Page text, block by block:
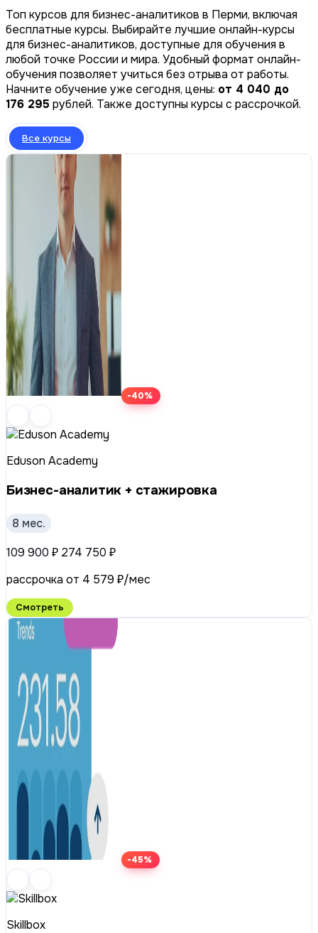
Топ курсов для бизнес-аналитиков в Перми, включая
бесплатные курсы. Выбирайте лучшие онлайн-курсы
для бизнес-аналитиков, доступные для обучения в
любой точке России и мира. Удобный формат онлайн-
обучения позволяет учиться без отрыва от работы.
Начните обучение уже сегодня, цены: от 4 040 до
176 295 рублей. Также доступны курсы с рассрочкой.
Все курсы
-40%
Eduson Academy
Бизнес-аналитик + стажировка
8 мес.
109 900 ₽ 274 750 ₽
рассрочка от 4 579 ₽/мес
Смотреть
-45%
Skillbox